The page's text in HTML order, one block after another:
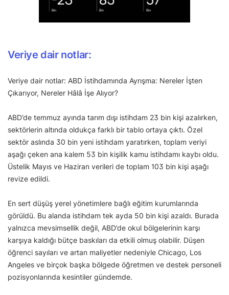
Veriye dair notlar:
Veriye dair notlar: ABD İstihdamında Ayrışma: Nereler İşten
Çıkarıyor, Nereler Hâlâ İşe Alıyor?
ABD’de temmuz ayında tarım dışı istihdam 23 bin kişi azalırken,
sektörlerin altında oldukça farklı bir tablo ortaya çıktı. Özel
sektör aslında 30 bin yeni istihdam yaratırken, toplam veriyi
aşağı çeken ana kalem 53 bin kişilik kamu istihdamı kaybı oldu.
Üstelik Mayıs ve Haziran verileri de toplam 103 bin kişi aşağı
revize edildi.
En sert düşüş yerel yönetimlere bağlı eğitim kurumlarında
görüldü. Bu alanda istihdam tek ayda 50 bin kişi azaldı. Burada
yalnızca mevsimsellik değil, ABD’de okul bölgelerinin karşı
karşıya kaldığı bütçe baskıları da etkili olmuş olabilir. Düşen
öğrenci sayıları ve artan maliyetler nedeniyle Chicago, Los
Angeles ve birçok başka bölgede öğretmen ve destek personeli
pozisyonlarında kesintiler gündemde.